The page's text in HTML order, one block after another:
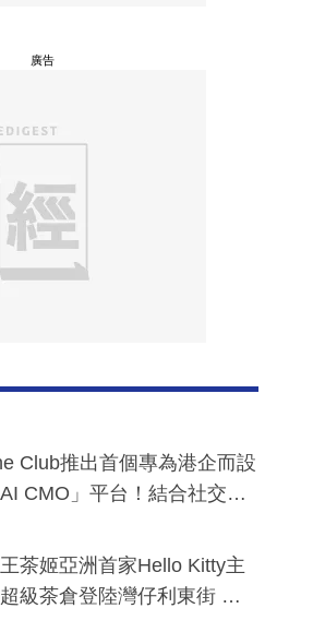
廣告
Club推出首個專為港企而設
AI CMO」平台！結合社交聆
生成「貼地」宣傳短片
茶姬亞洲首家Hello Kitty主
級茶倉登陸灣仔利東街 推